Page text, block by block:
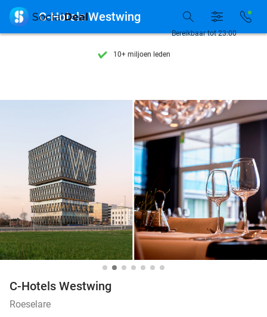
7 dagen per week beschikbaar
10+ miljoen leden
7 dagen per week beschikbaar
10+ miljoen leden
Bereikbaar tot 23:00
 C-Hotels Westwing
C-Hotels Westwing
Roeselare